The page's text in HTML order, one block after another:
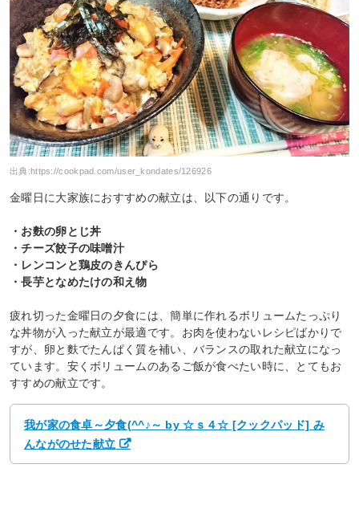
出典:https://cookpad.com/user_kondates/126926
金曜日に大家族におすすめの献立は、以下の通りです。
・お麩の卵とじ丼
・チーズ餃子の味噌汁
・レンコンと鶏皮のきんぴら
・長芋となめたけの和え物
疲れ切った金曜日の夕食には、簡単に作れるボリュームたっぷり
な丼物が入った献立が最適です。お肉を使わないレシピばかりで
すが、卵と麩でたんぱく質を補い、バランスの取れた献立になっ
ています。安くボリュームのあるご飯が食べたい時に、とてもお
すすめの献立です。
我が家の食卓～夕食(^^♪～ by ☆ｓ４☆ [クックパッド] み
んながのせた献立